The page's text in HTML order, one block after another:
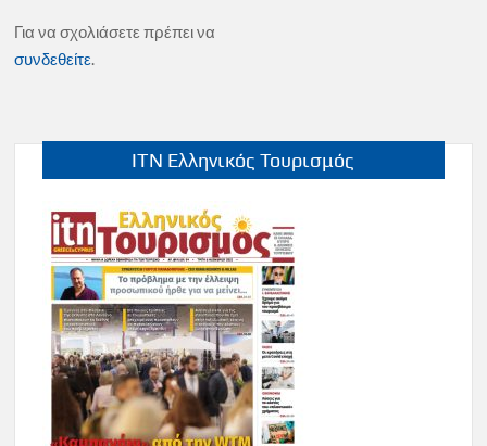
Για να σχολιάσετε πρέπει να
συνδεθείτε
ITN Ελληνικός Τουρισμός